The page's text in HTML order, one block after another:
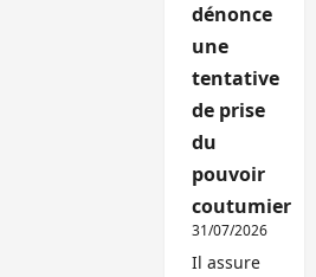
dénonce
une
tentative
de prise
du
pouvoir
coutumier
31/07/2026
Il assure